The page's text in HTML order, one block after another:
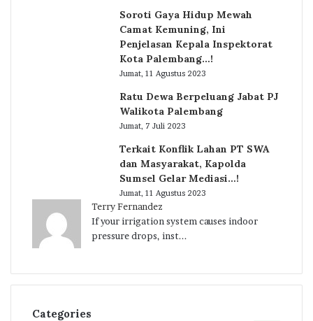
Soroti Gaya Hidup Mewah
Camat Kemuning, Ini
Penjelasan Kepala Inspektorat
Kota Palembang…!
Jumat, 11 Agustus 2023
Ratu Dewa Berpeluang Jabat PJ
Walikota Palembang
Jumat, 7 Juli 2023
Terkait Konflik Lahan PT SWA
dan Masyarakat, Kapolda
Sumsel Gelar Mediasi…!
Jumat, 11 Agustus 2023
Terry Fernandez
If your irrigation system causes indoor
pressure drops, inst...
Categories